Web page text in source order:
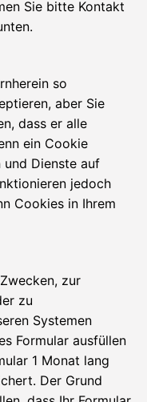
Sie bitte Kontakt
so
aber Sie
dass er alle
ein Cookie
und Dienste auf
jedoch
Cookies in Ihrem
zur
zu
Systemen
Formular ausfüllen
1 Monat lang
Der Grund